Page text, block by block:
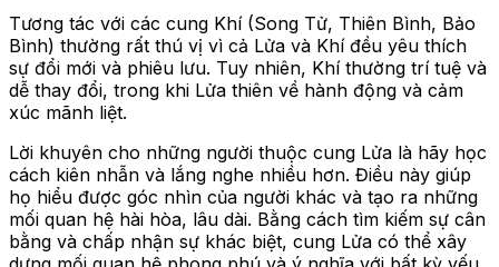
Tương tác với các cung Khí (Song Tử, Thiên Bình, Bảo
Bình) thường rất thú vị vì cả Lửa và Khí đều yêu thích
sự đổi mới và phiêu lưu. Tuy nhiên, Khí thường trí tuệ và
dễ thay đổi, trong khi Lửa thiên về hành động và cảm
xúc mãnh liệt.
Lời khuyên cho những người thuộc cung Lửa là hãy học
cách kiên nhẫn và lắng nghe nhiều hơn. Điều này giúp
họ hiểu được góc nhìn của người khác và tạo ra những
mối quan hệ hài hòa, lâu dài. Bằng cách tìm kiếm sự cân
bằng và chấp nhận sự khác biệt, cung Lửa có thể xây